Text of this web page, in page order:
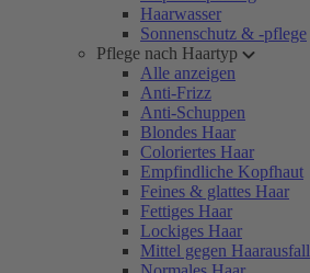
Haarwasser
Sonnenschutz & -pflege
Pflege nach Haartyp
Alle anzeigen
Anti-Frizz
Anti-Schuppen
Blondes Haar
Coloriertes Haar
Empfindliche Kopfhaut
Feines & glattes Haar
Fettiges Haar
Lockiges Haar
Mittel gegen Haarausfall